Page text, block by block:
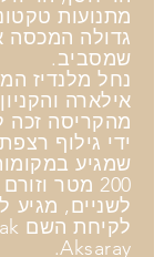
מתנועות
גדולה
שמסביב.
נחל מלנדיז
אילארה
מהקריסה זכה
ידי גילוף
200 מטר
לשניים, מגיע
Aksaray.